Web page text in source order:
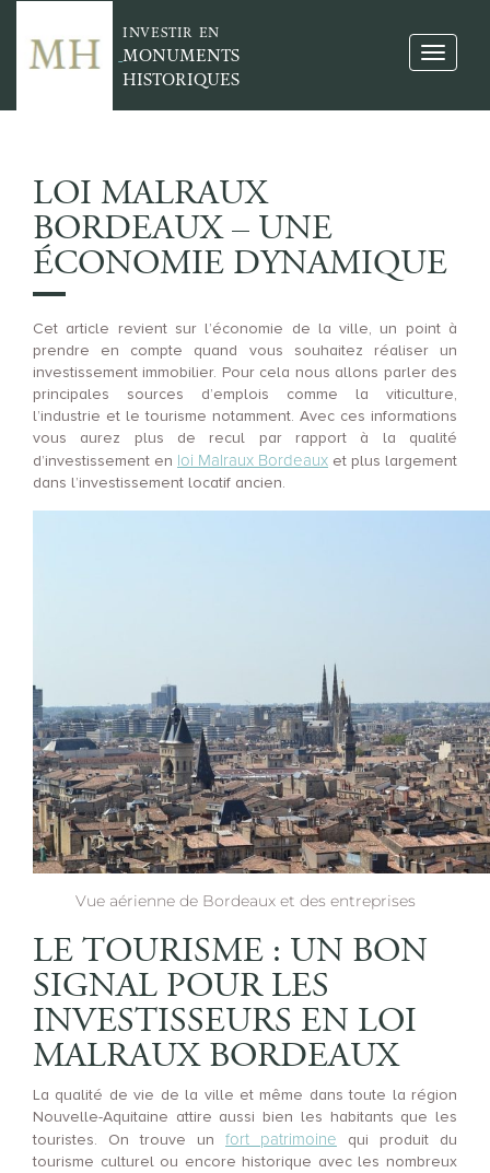
INVESTIR EN
MONUMENTS
HISTORIQUES
LOI MALRAUX
BORDEAUX – UNE
ÉCONOMIE DYNAMIQUE
Cet article revient sur l’économie de la ville, un point à
prendre en compte quand vous souhaitez réaliser un
investissement immobilier. Pour cela nous allons parler des
principales sources d’emplois comme la viticulture,
l’industrie et le tourisme notamment. Avec ces informations
vous aurez plus de recul par rapport à la qualité
d’investissement en loi Malraux Bordeaux et plus largement
dans l’investissement locatif ancien.
Vue aérienne de Bordeaux et des entreprises
LE TOURISME : UN BON
SIGNAL POUR LES
INVESTISSEURS EN LOI
MALRAUX BORDEAUX
La qualité de vie de la ville et même dans toute la région
Nouvelle-Aquitaine attire aussi bien les habitants que les
touristes. On trouve un fort patrimoine qui produit du
tourisme culturel ou encore historique avec les nombreux